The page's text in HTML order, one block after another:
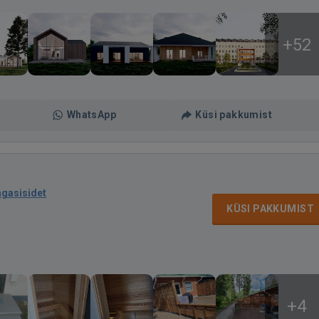
+52
WhatsApp Küsi pakkumist
KÜSI PAKKUMIST
+4